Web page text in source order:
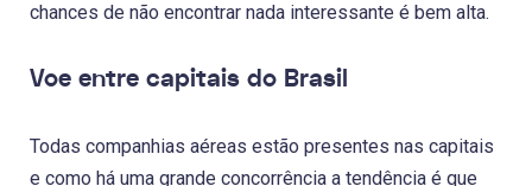
chances de não encontrar nada interessante é bem alta.
Voe entre capitais do Brasil
Todas companhias aéreas estão presentes nas capitais
e como há uma grande concorrência a tendência é que